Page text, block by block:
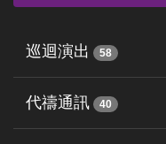
巡迴演出 58
代禱通訊 40